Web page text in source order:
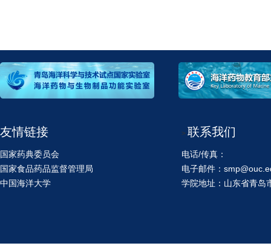
友情链接
国家药典委员会
国家食品药品监督管理局
中国海洋大学
> 联系我们
电话/传真：
电子邮件：
学院地址：山东省青岛